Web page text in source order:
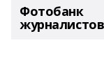
Фотобанк